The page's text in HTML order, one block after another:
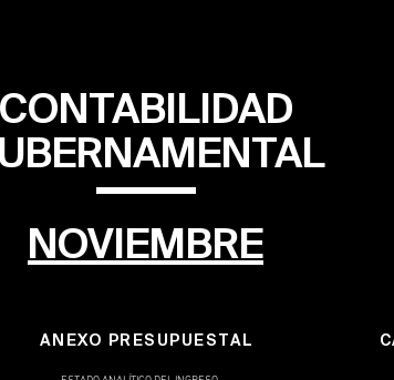
CONTABILIDAD
NOVIEMBRE
ANEXO PRESUPUESTAL